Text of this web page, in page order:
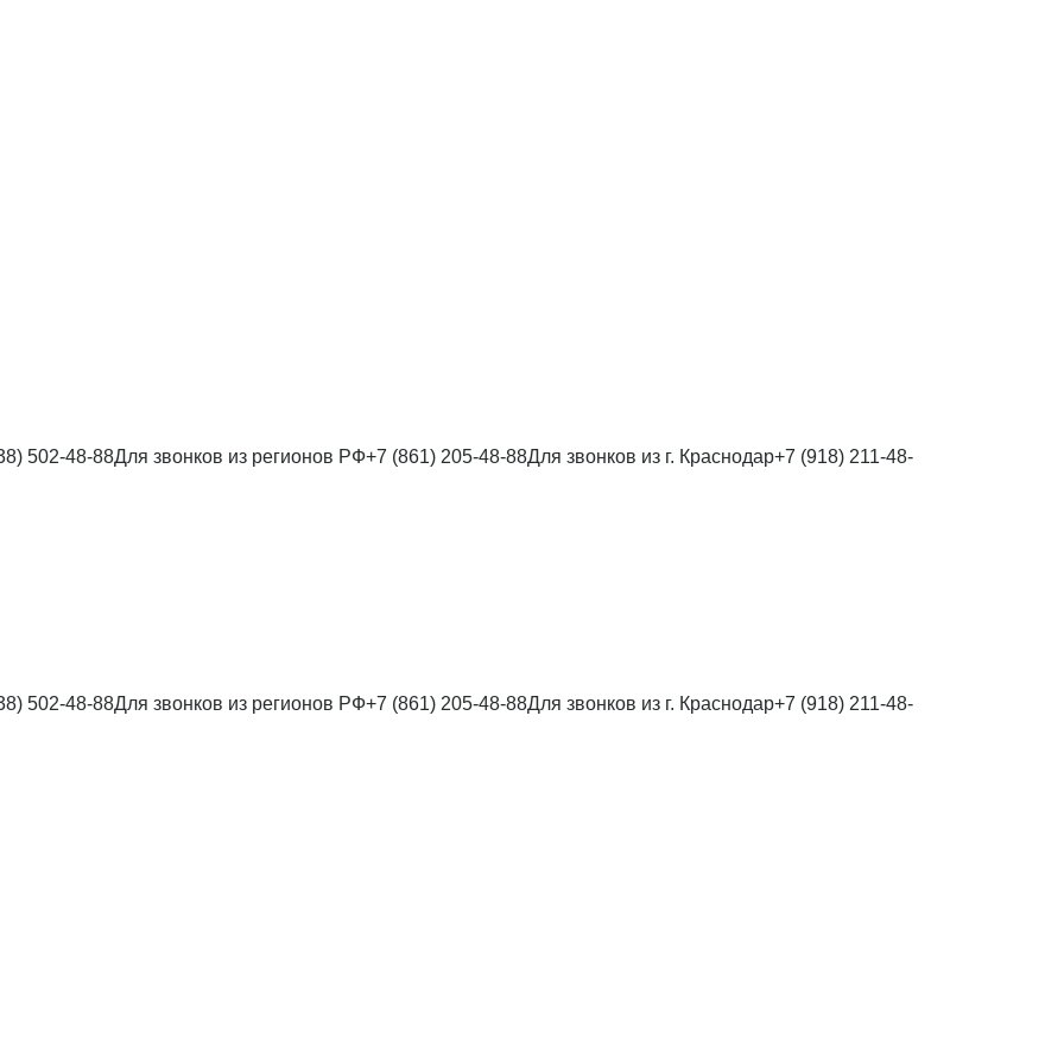
502-48-88Для звонков из регионов РФ+7 (861) 205-48-88Для звонков из г. Краснодар+7 (918) 211-48-
502-48-88Для звонков из регионов РФ+7 (861) 205-48-88Для звонков из г. Краснодар+7 (918) 211-48-